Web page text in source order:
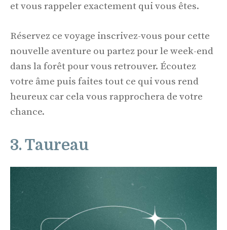
et vous rappeler exactement qui vous êtes.
Réservez ce voyage inscrivez-vous pour cette
nouvelle aventure ou partez pour le week-end
dans la forêt pour vous retrouver. Écoutez
votre âme puis faites tout ce qui vous rend
heureux car cela vous rapprochera de votre
chance.
3. Taureau